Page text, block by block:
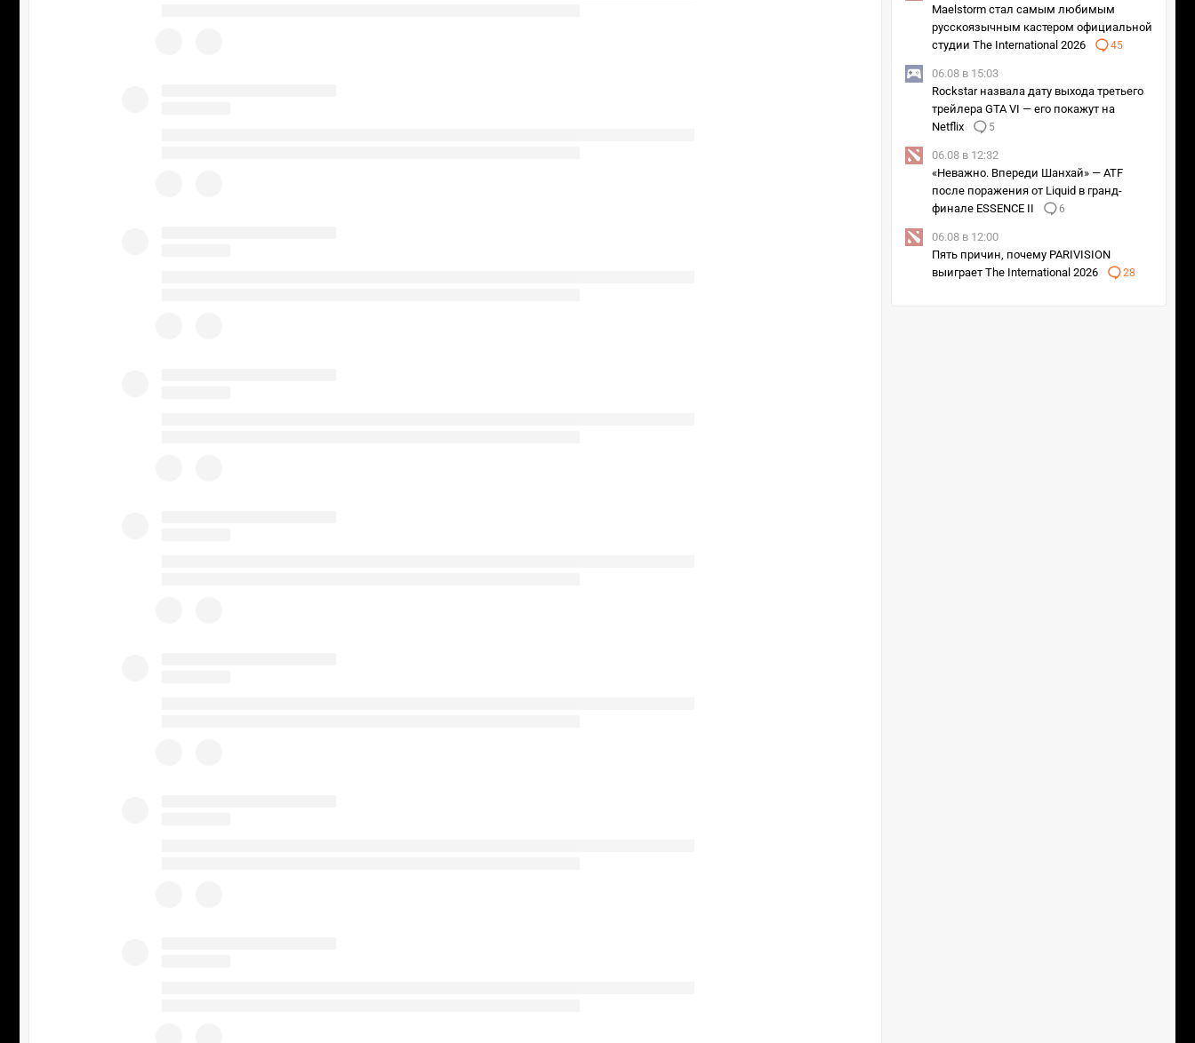
Maelstorm стал самым любимым
русскоязычным кастером официальной
студии The International 2026
45
06.08 в 15:03
Rockstar назвала дату выхода третьего
трейлера GTA VI — его покажут на
Netflix
5
06.08 в 12:32
«Неважно. Впереди Шанхай» — ATF
после поражения от Liquid в гранд-
финале ESSENCE II
6
06.08 в 12:00
Пять причин, почему PARIVISION
выиграет The International 2026
28